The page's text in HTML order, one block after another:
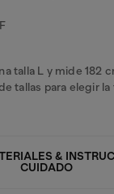
talla L y mide 182
tallas para elegir
&
CUIDADO